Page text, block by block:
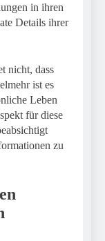
in ihren
Details ihrer
nicht, dass
ist es
Leben
für diese
zu